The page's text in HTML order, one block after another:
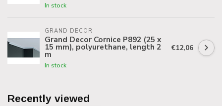
In stock
GRAND DECOR
Grand Decor Cornice P892 (25 x
15 mm), polyurethane, length 2
m
In stock
€12,06
Recently viewed